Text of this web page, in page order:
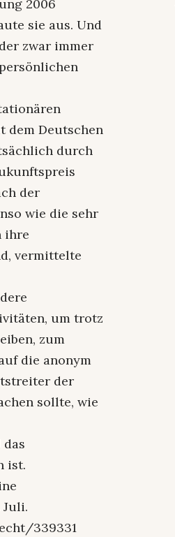
2006
sie aus. Und
zwar immer
dem Deutschen
durch
der
wie die sehr
ihre
vermittelte
um trotz
zum
die anonym
der
sollte, wie
ist.
339331